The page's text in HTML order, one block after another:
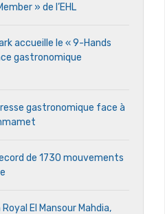
» de l’EHL
accueille le « 9-Hands
gastronomique
gastronomique face à
de 1730 mouvements
El Mansour Mahdia,